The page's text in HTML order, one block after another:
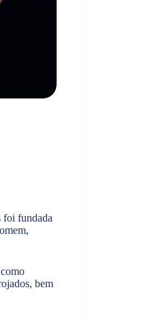
foi fundada
bem